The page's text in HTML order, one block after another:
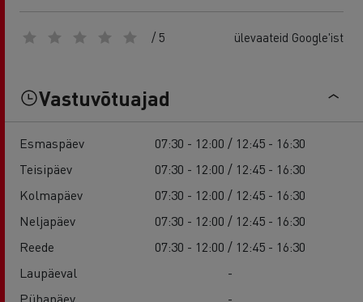
/ 5 ülevaateid Google'ist
Vastuvõtuajad
Esmaspäev
07:30 - 12:00 / 12:45 - 16:30
Teisipäev
07:30 - 12:00 / 12:45 - 16:30
Kolmapäev
07:30 - 12:00 / 12:45 - 16:30
Neljapäev
07:30 - 12:00 / 12:45 - 16:30
Reede
07:30 - 12:00 / 12:45 - 16:30
Laupäeval
-